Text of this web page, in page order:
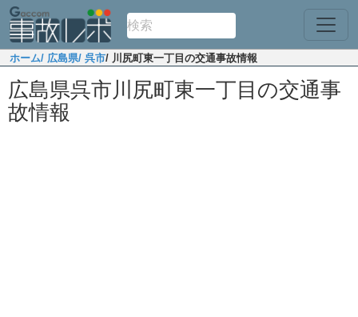
ホーム/ 広島県/ 呉市/ 川尻町東一丁目の交通事故情報
広島県呉市川尻町東一丁目の交通事
故情報